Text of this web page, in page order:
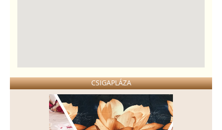
CSIGAPLÁZA